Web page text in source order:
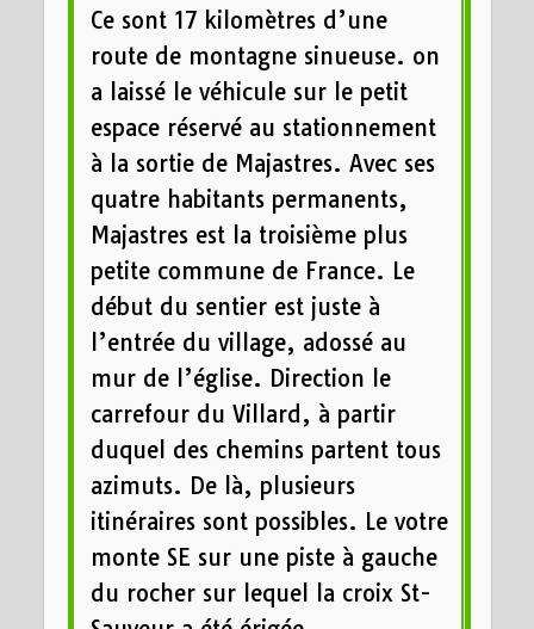
Ce sont 17 kilomètres d’une
route de montagne sinueuse. on
a laissé le véhicule sur le petit
espace réservé au stationnement
à la sortie de Majastres. Avec ses
quatre habitants permanents,
Majastres est la troisième plus
petite commune de France. Le
début du sentier est juste à
l’entrée du village, adossé au
mur de l’église. Direction le
carrefour du Villard, à partir
duquel des chemins partent tous
azimuts. De là, plusieurs
itinéraires sont possibles. Le votre
monte SE sur une piste à gauche
du rocher sur lequel la croix St-